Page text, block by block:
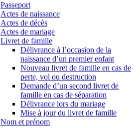
Passeport
Actes de naissance
Actes de décès
Actes de mariage
Livret de famille
Délivrance à l’occasion de la
naissance d’un premier enfant
Nouveau livret de famille en cas de
perte, vol ou destruction
Demande d’un second livret de
famille en cas de séparation
Délivrance lors du mariage
Mise à jour du livret de famille
Nom et prénom